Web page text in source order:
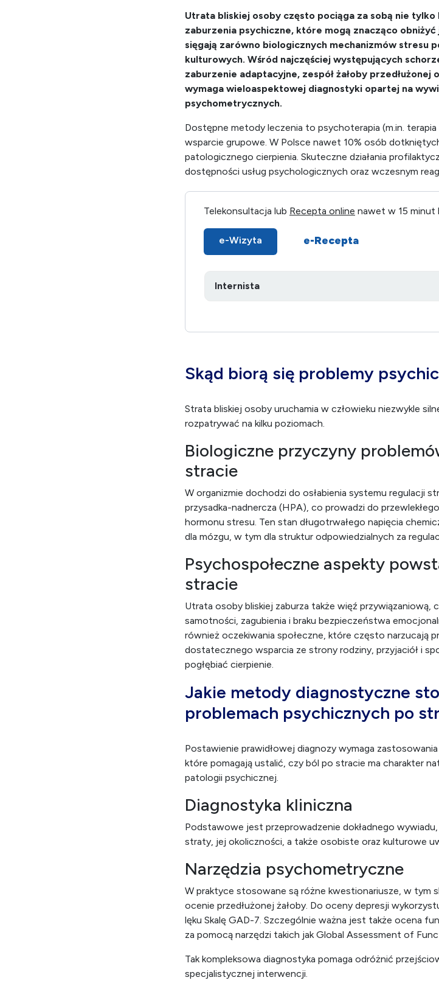
Utrata bliskiej osoby często pociąga za sobą nie
zaburzenia psychiczne, które mogą znacząco
sięgają zarówno biologicznych mechanizmów stresu
kulturowych. Wśród najczęściej występujących
zaburzenie adaptacyjne, zespół żałoby przedłużonej
wymaga wieloaspektowej diagnostyki opartej na
psychometrycznych.
Dostępne metody leczenia to psychoterapia (m.in.
wsparcie grupowe. W Polsce nawet 10% osób
patologicznego cierpienia. Skuteczne działania
dostępności usług psychologicznych oraz wczesnym
Telekonsultacja lub Recepta online nawet w 15 minut
e-Wizyta e-Recepta
Skąd biorą się problemy
Strata bliskiej osoby uruchamia w człowieku niezwykle
rozpatrywać na kilku poziomach.
Biologiczne przyczyny
stracie
W organizmie dochodzi do osłabienia systemu regulacji
przysadka-nadnercza (HPA), co prowadzi do
hormonu stresu. Ten stan długotrwałego napięcia
dla mózgu, w tym dla struktur odpowiedzialnych za
Psychospołeczne aspekty
stracie
Utrata osoby bliskiej zaburza także więź przywiązaniową,
samotności, zagubienia i braku bezpieczeństwa
również oczekiwania społeczne, które często narzucają
dostatecznego wsparcia ze strony rodziny, przyjaciół i
pogłębiać cierpienie.
Jakie metody diagnostyczne
problemach psychicznych po
Postawienie prawidłowej diagnozy wymaga
które pomagają ustalić, czy ból po stracie ma charakter
patologii psychicznej.
Diagnostyka kliniczna
Podstawowe jest przeprowadzenie dokładnego wywiadu,
straty, jej okoliczności, a także osobiste oraz kulturowe
Narzędzia psychometryczne
W praktyce stosowane są różne kwestionariusze, w tym
ocenie przedłużonej żałoby. Do oceny depresji
lęku Skalę GAD-7. Szczególnie ważna jest także ocena
za pomocą narzędzi takich jak Global Assessment of
Tak kompleksowa diagnostyka pomaga odróżnić
specjalistycznej interwencji.